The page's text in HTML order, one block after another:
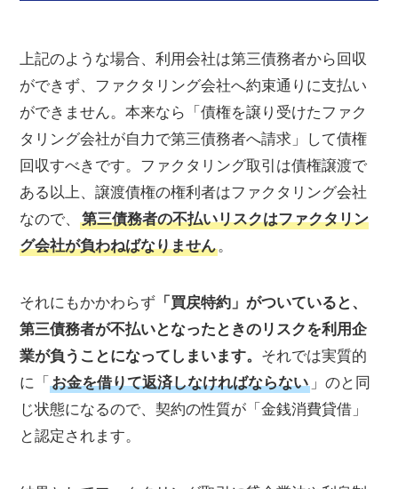
上記のような場合、利用会社は第三債務者から回収
ができず、ファクタリング会社へ約束通りに支払い
ができません。本来なら「債権を譲り受けたファク
タリング会社が自力で第三債務者へ請求」して債権
回収すべきです。ファクタリング取引は債権譲渡で
ある以上、譲渡債権の権利者はファクタリング会社
なので、第三債務者の不払いリスクはファクタリン
グ会社が負わねばなりません。
それにもかかわらず 「買戻特約」がついていると、
第三債務者が不払いとなったときのリスクを利用企
業が負うことになってしまいます。 それでは実質的
に「お金を借りて返済しなければならない 」のと同
じ状態になるので、契約の性質が「金銭消費貸借」
と認定されます。